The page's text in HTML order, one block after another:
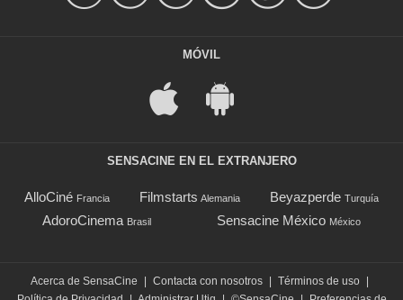
MÓVIL
SENSACINE EN EL EXTRANJERO
AlloCiné Francia Filmstarts Alemania Beyazperde Turquía
AdoroCinema Brasil Sensacine México México
Acerca de SensaCine Contacta con nosotros Términos de uso